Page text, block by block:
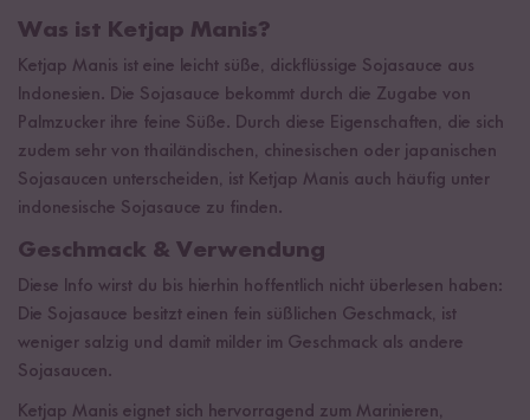
Was ist Ketjap Manis?
Ketjap Manis ist eine leicht süße, dickflüssige Sojasauce aus
Indonesien. Die Sojasauce bekommt durch die Zugabe von
Palmzucker ihre feine Süße. Durch diese Eigenschaften, die sich
zudem sehr von thailändischen, chinesischen oder japanischen
Sojasaucen unterscheiden, ist Ketjap Manis auch häufig unter
indonesische Sojasauce zu finden.
Geschmack & Verwendung
Diese Info wirst du bis hierhin hoffentlich nicht überlesen haben:
Die Sojasauce besitzt einen fein süßlichen Geschmack, ist
weniger salzig und damit milder im Geschmack als andere
Sojasaucen.
Ketjap Manis eignet sich hervorragend zum Marinieren,